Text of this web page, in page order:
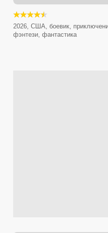
2026, США, боевик,
фэнтези, фантастика